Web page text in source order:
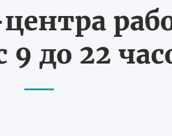
9 до 22